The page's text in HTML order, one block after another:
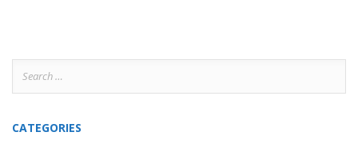
CATEGORIES